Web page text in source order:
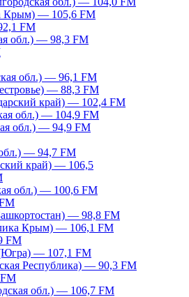
Крым) — 105,6 FM
FM
обл.) — 98,3 FM
обл.) — 96,1 FM
— 88,3 FM
край) — 102,4 FM
обл.) — 104,9 FM
обл.) — 94,9 FM
— 94,7 FM
край) — 106,5
обл.) — 100,6 FM
— 98,8 FM
Крым) — 106,1 FM
FM
— 107,1 FM
Республика) — 90,3 FM
обл.) — 106,7 FM